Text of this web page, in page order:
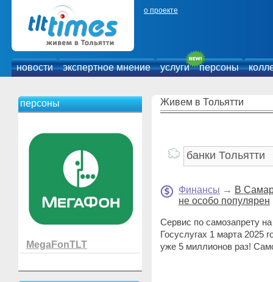
о проекте
новости экспертное мнение услуги персоны
персоны
MegaFonTLT
Живем в Тольятти
Финансы → В
не особо популярен
Сервис по самозапрету
Госуслугах 1 марта 2025
уже 5 миллионов раз!